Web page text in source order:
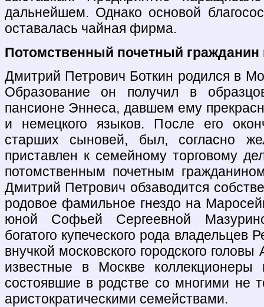
дальнейшем. Однако основой
оставалась чайная фирма.
Потомственный почетный
Дмитрий Петрович Боткин родился в
Образование он получил в
пансионе Эннеса, давшем ему
и немецкого языков. После его
старших сыновей, был, согласно
приставлен к семейному торговому
потомственным почетным
Дмитрий Петрович обзаводится
родовое фамильное гнездо на
юной Софьей Сергеевной
богатого купеческого рода владельцев
внучкой московского городского
известные в Москве коллекционеры
состоявшие в родстве со многими не
аристократическими семействами.